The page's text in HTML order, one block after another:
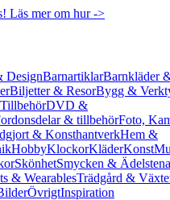
Läs mer om hur ->
DesignBarnartiklarBarnkläder
Biljetter & ResorBygg &
DVD &
& tillbehörFoto,
& KonsthantverkHem &
HobbyKlockorKläderKonst
SkönhetSmycken &
& WearablesTrädgård &
ÖvrigtInspiration